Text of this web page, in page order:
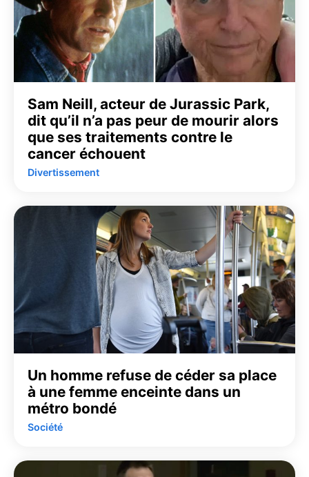
Sam Neill, acteur de Jurassic Park,
dit qu’il n’a pas peur de mourir alors
que ses traitements contre le
cancer échouent
Divertissement
Un homme refuse de céder sa place
à une femme enceinte dans un
métro bondé
Société